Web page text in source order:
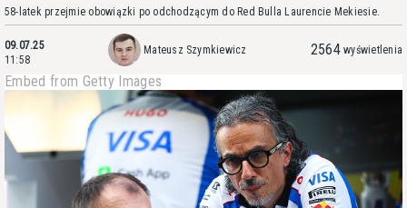
58-latek przejmie obowiązki po odchodzącym do Red Bulla Laurencie Mekiesie.
09.07.25
11:58
Mateusz Szymkiewicz 2564 wyświetlenia
Embed from Getty Images